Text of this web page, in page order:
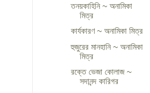
তনয়কাহিনি ~ অনামিকা
মিত্র
কার্যকারণ ~ অনামিকা মিত্র
হুজুরের মানহানি ~ অনামিকা
মিত্র
রক্তে ভেজা কোলাজ ~
সদানন্দ কারিগর